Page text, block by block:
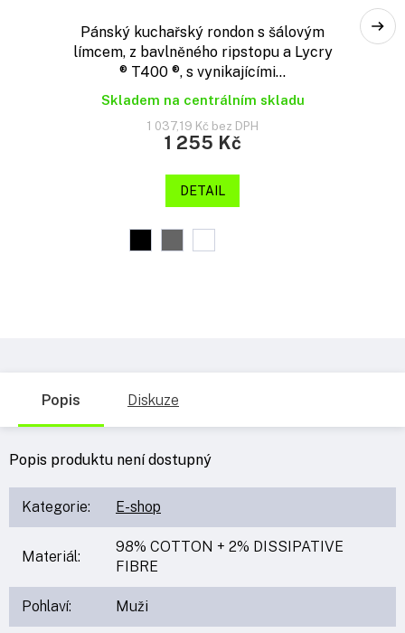
Pánský kuchařský rondon s šálovým
límcem, z bavlněného ripstopu a Lycry
® T400 ®, s vynikajícími...
Skladem na centrálním skladu
1 037,19 Kč bez DPH
1 255 Kč
DETAIL
Popis Diskuze
Popis produktu není dostupný
Kategorie: E-shop
Materiál:
98% COTTON + 2% DISSIPATIVE
FIBRE
Pohlaví: Muži